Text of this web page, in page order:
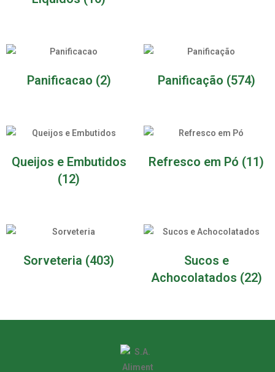
Panificacao (2) Panificação (574)
Queijos e Embutidos
(12)
Refresco em Pó (11)
Sorveteria (403)
Sucos e
Achocolatados (22)